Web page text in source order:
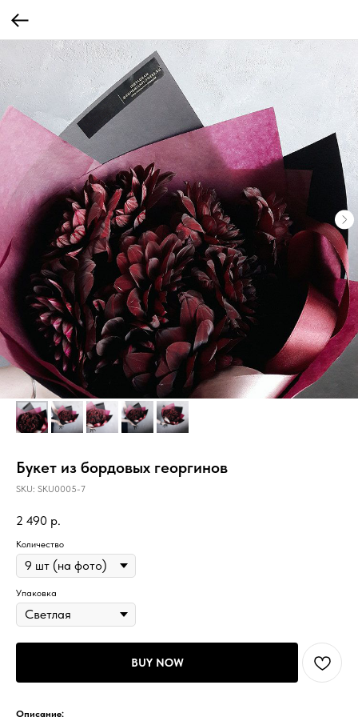
Букет из бордовых георгинов
SKU: SKU0005-7
2 490 р.
Количество
Упаковка
BUY NOW
Описание: